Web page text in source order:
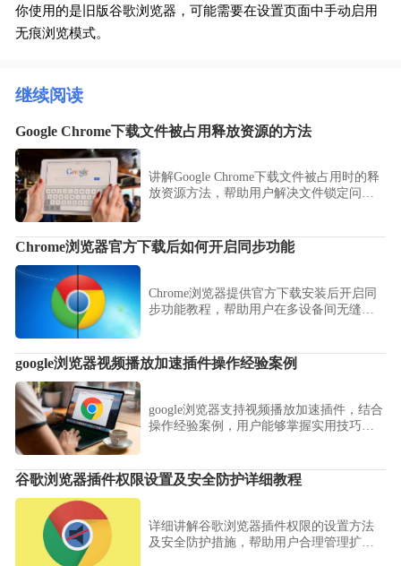
你使用的是旧版谷歌浏览器，可能需要在设置页面中手动启用
无痕浏览模式。
继续阅读
Google Chrome下载文件被占用释放资源的方法
讲解Google Chrome下载文件被占用时的释
放资源方法，帮助用户解决文件锁定问
Chrome浏览器官方下载后如何开启同步功能
Chrome浏览器提供官方下载安装后开启同
步功能教程，帮助用户在多设备间无缝同
google浏览器视频播放加速插件操作经验案例
google浏览器支持视频播放加速插件，结合
操作经验案例，用户能够掌握实用技巧，
验。
谷歌浏览器插件权限设置及安全防护详细教程
详细讲解谷歌浏览器插件权限的设置方法
及安全防护措施，帮助用户合理管理扩展